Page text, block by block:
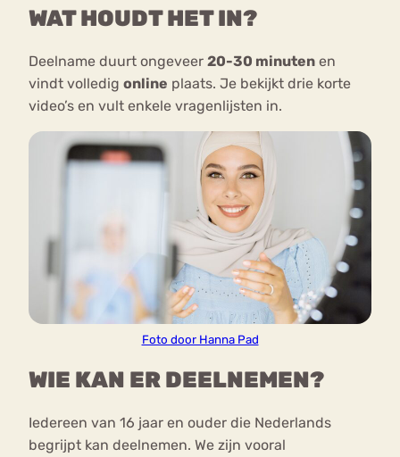
WAT HOUDT HET IN?
Deelname duurt ongeveer 20-30 minuten en
vindt volledig online plaats. Je bekijkt drie korte
video’s en vult enkele vragenlijsten in.
Foto door Hanna Pad
WIE KAN ER DEELNEMEN?
Iedereen van 16 jaar en ouder die Nederlands
begrijpt kan deelnemen. We zijn vooral